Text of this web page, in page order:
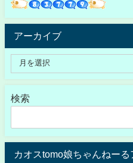
アーカイブ
検索
カオスtomo娘ちゃんねー